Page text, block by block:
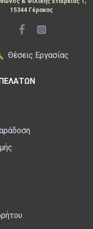
15344 Γέρακας
Θέσεις Εργασίας